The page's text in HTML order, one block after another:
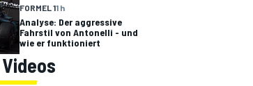
FORMEL 11 h
Analyse: Der aggressive
Fahrstil von Antonelli - und
wie er funktioniert